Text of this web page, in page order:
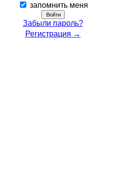
запомнить меня
Забыли пароль?
Регистрация →